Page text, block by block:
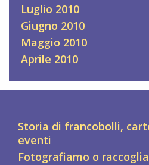
Luglio 2010
Giugno 2010
Maggio 2010
Aprile 2010
Storia di francobolli,
eventi
Fotografiamo o